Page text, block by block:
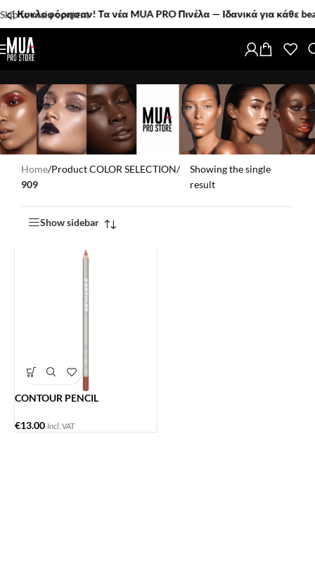
Skip to main contentΤα νέα MUA PRO Πινέλα — Ιδανικά για κάθε
Home/Product COLOR SELECTION/
909
Showing the single
result
Show sidebar
CONTOUR PENCIL
€13.00 Incl. VAT